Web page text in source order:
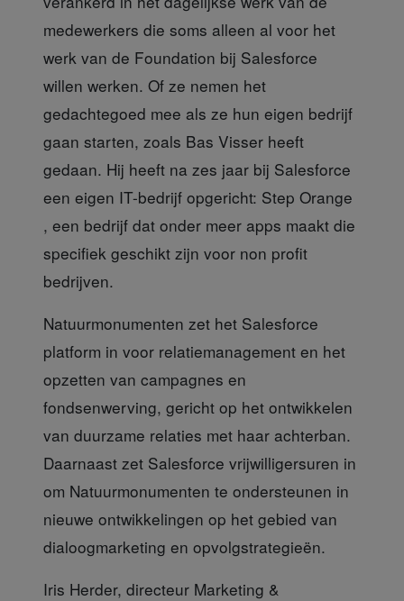
medewerkers die soms alleen al voor het
werk van de Foundation bij Salesforce
willen werken. Of ze nemen het
gedachtegoed mee als ze hun eigen bedrijf
gaan starten, zoals Bas Visser heeft
gedaan. Hij heeft na zes jaar bij Salesforce
een eigen IT-bedrijf opgericht: Step Orange
, een bedrijf dat onder meer apps maakt die
specifiek geschikt zijn voor non profit
bedrijven.
Natuurmonumenten zet het Salesforce
platform in voor relatiemanagement en het
opzetten van campagnes en
fondsenwerving, gericht op het ontwikkelen
van duurzame relaties met haar achterban.
Daarnaast zet Salesforce vrijwilligersuren in
om Natuurmonumenten te ondersteunen in
nieuwe ontwikkelingen op het gebied van
dialoogmarketing en opvolgstrategieën.
Iris Herder, directeur Marketing &